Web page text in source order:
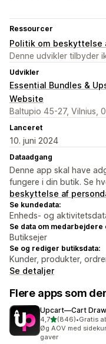
Ressourcer
Politik om beskyttelse
Denne udvikler tilbyder
Udvikler
Essential Bundles &
Website
Baltupio 45-27, Vilnius,
Lanceret
10. juni 2024
Dataadgang
Denne app skal have
fungere i din butik. Se
beskyttelse af
Se kundedata:
Enheds- og
Se data om
Butiksejer
Se og rediger butiksdata:
Kunder, produkter,
Se detaljer
Flere apps som
Upcart—Cart
4,7ud af 5 stjerner
(846)
846 anmeldelser i
•Gratis
Øg AOV med
gaver